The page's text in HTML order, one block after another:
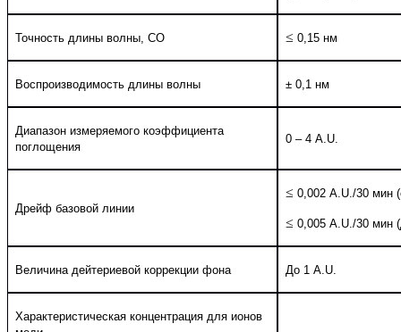
Точность длины волны, СО ≤ 0,15 нм
Воспроизводимость длины волны ± 0,1 нм
Диапазон измеряемого коэффициента
поглощения
0 – 4 A.U.
Дрейф базовой линии
≤ 0,002 A.U./30 мин
≤ 0,005 A.U./30 мин
Величина дейтериевой коррекции фона До 1 A.U.
Характеристическая концентрация для ионов